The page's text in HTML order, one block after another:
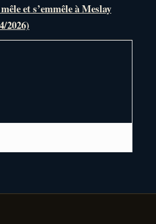
et s’emmêle à Meslay
2026)